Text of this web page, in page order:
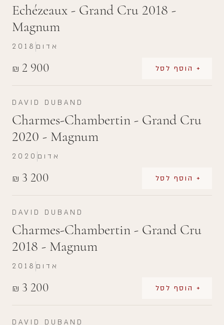
Echézeaux - Grand Cru 2018 -
Magnum
₪ 2 900 + הוסף לסל
2018 אדום
DAVID DUBAND
Charmes-Chambertin - Grand Cru
2020 - Magnum
₪ 3 200 + הוסף לסל
2020 אדום
DAVID DUBAND
Charmes-Chambertin - Grand Cru
2018 - Magnum
₪ 3 200 + הוסף לסל
2018 אדום
DAVID DUBAND